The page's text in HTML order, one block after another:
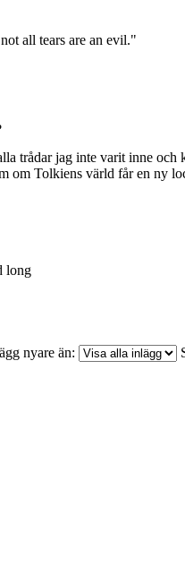
all tears are an evil."
trådar jag inte varit inne
om Tolkiens värld får en ny
long
nyare än: